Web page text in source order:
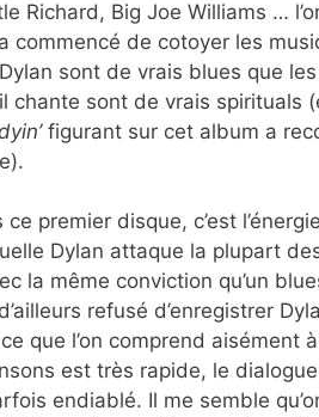
Richard, Big Joe Williams …
commencé de cotoyer les
sont de vrais blues que
chante sont de vrais spirituals
figurant sur cet album a
premier disque, c’est
Dylan attaque la plupart
la même conviction qu’un
refusé d’enregistrer
que l’on comprend aisément
est très rapide, le
endiablé. Il me semble